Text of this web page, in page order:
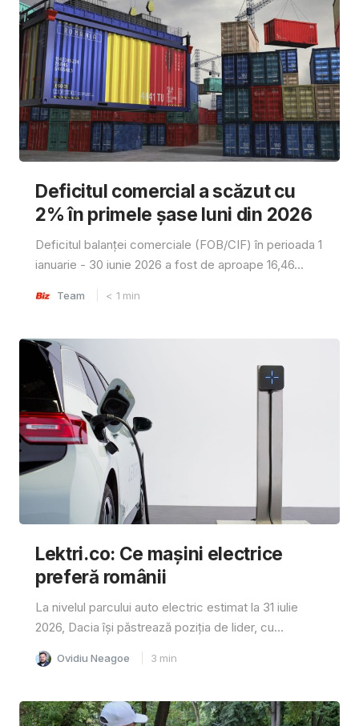
Deficitul comercial a scăzut cu
2% în primele șase luni din 2026
Deficitul balanței comerciale (FOB/CIF) în perioada 1
ianuarie - 30 iunie 2026 a fost de aproape 16,46...
Team < 1 min
Lektri.co: Ce mașini electrice
preferă românii
La nivelul parcului auto electric estimat la 31 iulie
2026, Dacia își păstrează poziția de lider, cu...
Ovidiu Neagoe 3 min